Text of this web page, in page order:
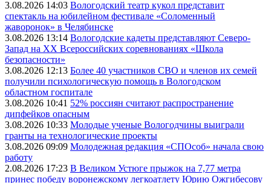
3.08.2026 14:03 Вологодский театр кукол представит
спектакль на юбилейном фестивале «Соломенный
жаворонок» в Челябинске
3.08.2026 13:14 Вологодские кадеты представляют Северо-
Запад на XX Всероссийских соревнованиях «Школа
безопасности»
3.08.2026 12:13 Более 40 участников СВО и членов их семей
получили психологическую помощь в Вологодском
областном госпитале
3.08.2026 10:41 52% россиян считают распространение
дипфейков опасным
3.08.2026 10:33 Молодые ученые Вологодчины выиграли
гранты на технологические проекты
3.08.2026 09:09 Молодежная редакция «СПОсоб» начала свою
работу
2.08.2026 17:23 В Великом Устюге прыжок на 7,77 метра
принес победу воронежскому легкоатлету Юрию Ожгибесову